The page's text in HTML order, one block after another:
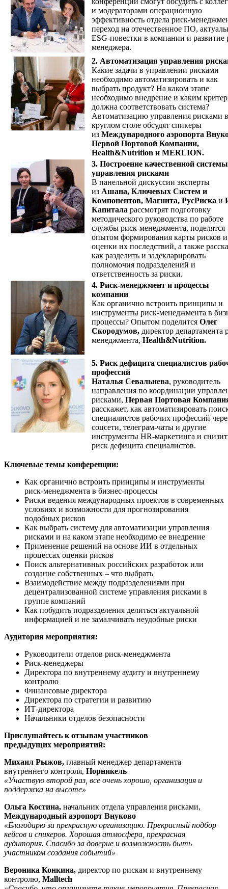
и модераторами операционную
эффективность отдела риск-
переход на отечественное ПО,
ESG-повестки в компании и развитие
менеджера.
2. Автоматизация управления
Какие задачи в управлении рисками
необходимо автоматизировать и как
выбрать продукт? На каком этапе
необходимо внедрение и каким
должна соответствовать система?
Автоматизацию управления рисками в
круглом столе обсудят спикеры
из Международного аэропорта
Первой Портовой Компании,
Health&Nutrition и MERLION.
3. Построение качественной системы
управления рисками
В панельной дискуссии эксперты
из Ашана, Ключевых Систем и
Компонентов, Магнита, РусРиска и
Капитала рассмотрят подготовку
методического руководства по работе
службы риск-менеджмента, поделятся
опытом формирования карты рисков и
оценки их последствий, а также
как разделить и задекларировать
полномочия подразделений и
ответственность за риски.
4. Риск-менеджмент и процессы
компании
Как органично встроить принципы и
инструменты риск-менеджмента в
процессы? Опытом поделится Олег
Скородумов, директор департамента
менеджмента, Health&Nutrition.
5. Риск дефицита специалистов
профессий
Наталья Севальнева, руководитель
направления по координации
рисками, Первая Портовая
расскажет, как автоматизировать
специалистов рабочих профессий
соцсети, телеграм-чаты и другие
инструменты HR-маркетинга и
риск дефицита специалистов.
Ключевые темы конференции:
Как органично встроить принципы и инструменты
риск-менеджмента в бизнес-процессы
Риски ведения международных проектов в современных
условиях и возможности для прогнозирования
подобных рисков
Как выбрать систему для автоматизации управления
рисками и на каком этапе необходимо ее внедрение
Применение решений на основе ИИ в отдельных
процессах оценки рисков
Поиск альтернативных российских разработок или
создание собственных – что выбрать
Взаимодействие между подразделениями при
децентрализованной системе управления рисками в
группе компаний
Как побудить подразделения делиться актуальной
информацией и не замалчивать неудобные риски
Аудитория мероприятия:
Руководители отделов риск-менеджмента
Риск-менеджеры
Директора по внутреннему аудиту и внутреннему
контролю
Финансовые директора
Директора по стратегии и развитию
ИТ-директора
Начальники отделов безопасности
Прислушайтесь к отзывам участников
предыдущих мероприятий:
Михаил Рыжов, главный менеджер департамента
внутреннего контроля, Норникель
«Участвую второй раз, все очень хорошо, организация и
поддержка на высоте»
Ольга Костина, начальник отдела управления рисками,
Международный аэропорт Внуково
«Благодарю за прекрасную организацию. Прекрасный подбор
кейсов и спикеров. Хорошая атмосфера, прекрасная
аудитория. Спасибо за доверие и возможность быть
участником создания событий»
Вероника Конкина, директор по рискам и внутреннему
контролю, Malltech